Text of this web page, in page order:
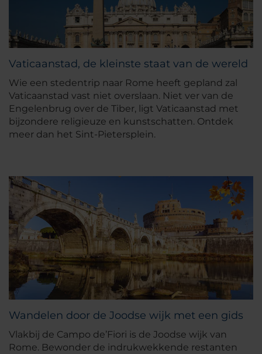
Vaticaanstad, de kleinste staat van de wereld
Wie een stedentrip naar Rome heeft gepland zal
Vaticaanstad vast niet overslaan. Niet ver van de
Engelenbrug over de Tiber, ligt Vaticaanstad met
bijzondere religieuze en kunstschatten. Ontdek
meer dan het Sint-Pietersplein.
Wandelen door de Joodse wijk met een gids
Vlakbij de Campo de’Fiori is de Joodse wijk van
Rome. Bewonder de indrukwekkende restanten